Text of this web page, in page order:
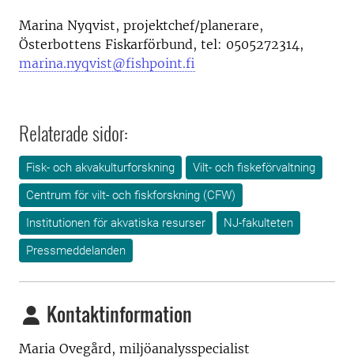
Marina Nyqvist, projektchef/planerare,
Österbottens Fiskarförbund, tel: 0505272314,
marina.nyqvist@fishpoint.fi
Relaterade sidor:
Fisk- och akvakulturforskning
Vilt- och fiskeförvaltning
Centrum för vilt- och fiskforskning (CFW)
Institutionen för akvatiska resurser
NJ-fakulteten
Pressmeddelanden
Kontaktinformation
Maria Ovegård, miljöanalysspecialist